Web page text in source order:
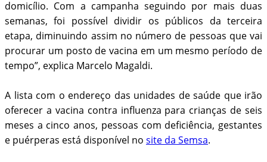
domicílio. Com a campanha seguindo por mais duas
semanas, foi possível dividir os públicos da terceira
etapa, diminuindo assim no número de pessoas que vai
procurar um posto de vacina em um mesmo período de
tempo”, explica Marcelo Magaldi.
A lista com o endereço das unidades de saúde que irão
oferecer a vacina contra influenza para crianças de seis
meses a cinco anos, pessoas com deficiência, gestantes
e puérperas está disponível no site da Semsa.